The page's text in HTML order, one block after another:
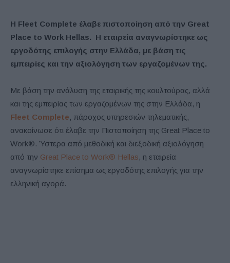
Η Fleet Complete έλαβε πιστοποίηση από την Great
Place to Work Hellas. Η εταιρεία αναγνωρίστηκε ως
εργοδότης επιλογής στην Ελλάδα, με βάση τις
εμπειρίες και την αξιολόγηση των εργαζομένων της.
Με βάση την ανάλυση της εταιρικής της κουλτούρας, αλλά
και της εμπειρίας των εργαζομένων της στην Ελλάδα, η
Fleet Complete, πάροχος υπηρεσιών τηλεματικής,
ανακοίνωσε ότι έλαβε την Πιστοποίηση της Great Place to
Work®. Ύστερα από μεθοδική και διεξοδική αξιολόγηση
από την Great Place to Work® Hellas, η εταιρεία
αναγνωρίστηκε επίσημα ως εργοδότης επιλογής για την
ελληνική αγορά.